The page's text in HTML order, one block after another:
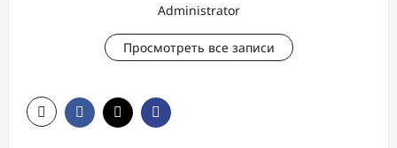
Administrator
Просмотреть все записи